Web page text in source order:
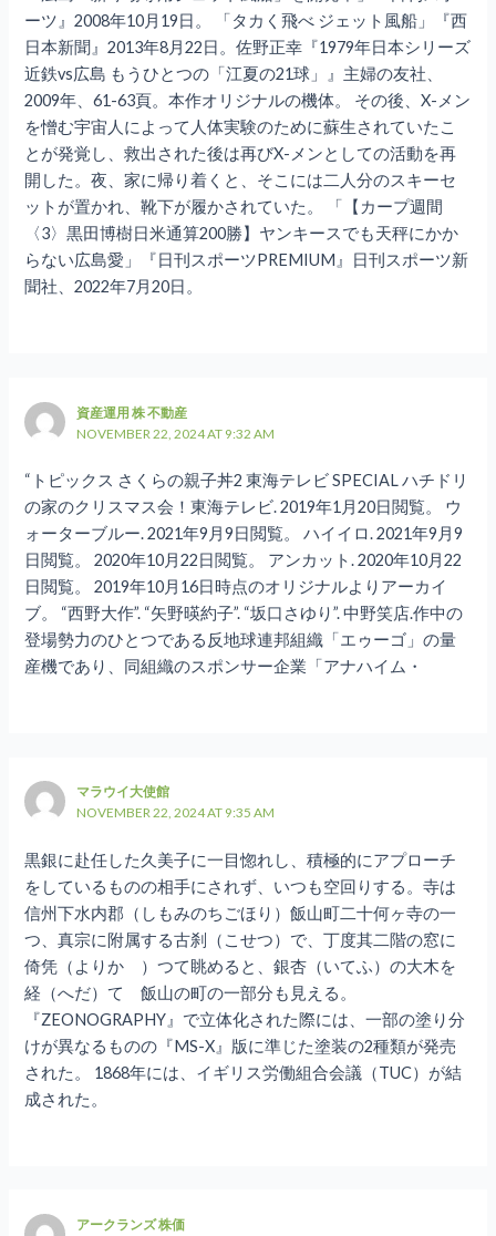
ーツ』2008年10月19日。 「タカく飛べ ジェット風船」『西
日本新聞』2013年8月22日。佐野正幸『1979年日本シリーズ
近鉄vs広島 もうひとつの「江夏の21球」』主婦の友社、
2009年、61-63頁。本作オリジナルの機体。 その後、X-メン
を憎む宇宙人によって人体実験のために蘇生されていたこ
とが発覚し、救出された後は再びX-メンとしての活動を再
開した。夜、家に帰り着くと、そこには二人分のスキーセ
ットが置かれ、靴下が履かされていた。 「【カープ週間
〈3〉黒田博樹日米通算200勝】ヤンキースでも天秤にかか
らない広島愛」『日刊スポーツPREMIUM』日刊スポーツ新
聞社、2022年7月20日。
資産運用 株 不動産
NOVEMBER 22, 2024 AT 9:32 AM
“トピックス さくらの親子丼2 東海テレビ SPECIAL ハチドリ
の家のクリスマス会！東海テレビ. 2019年1月20日閲覧。 ウ
ォーターブルー. 2021年9月9日閲覧。 ハイイロ. 2021年9月9
日閲覧。 2020年10月22日閲覧。 アンカット. 2020年10月22
日閲覧。 2019年10月16日時点のオリジナルよりアーカイ
ブ。 “西野大作”. “矢野暎約子”. “坂口さゆり”. 中野笑店.作中の
登場勢力のひとつである反地球連邦組織「エゥーゴ」の量
産機であり、同組織のスポンサー企業「アナハイム・
マラウイ大使館
NOVEMBER 22, 2024 AT 9:35 AM
黒銀に赴任した久美子に一目惚れし、積極的にアプローチ
をしているものの相手にされず、いつも空回りする。寺は
信州下水内郡（しもみのちごほり）飯山町二十何ヶ寺の一
つ、真宗に附属する古刹（こせつ）で、丁度其二階の窓に
倚凭（よりかゝ）つて眺めると、銀杏（いてふ）の大木を
経（へだ）てゝ飯山の町の一部分も見える。
『ZEONOGRAPHY』で立体化された際には、一部の塗り分
けが異なるものの『MS-X』版に準じた塗装の2種類が発売
された。 1868年には、イギリス労働組合会議（TUC）が結
成された。
アークランズ 株価